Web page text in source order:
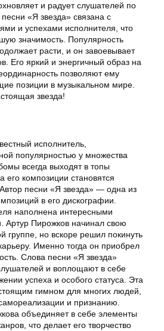
и радует слушателей по
«Я звезда» связана с
и успехами исполнителя, что
значимость. Популярность
расти, и он завоевывает
Его яркий и энергичный образ на
позволяют ему
позиции в музыкальном мире.
звезда!
исполнитель,
популярностью у множества
всегда выходят в топы
его композиции становятся
песни «Я звезда» — одна из
в его дискографии.
наполнена интересными
Артур Пирожков начинал свою
группе, но вскоре решил покинуть
Именно тогда он приобрел
Слова песни «Я звезда»
и воплощают в себе
успеха и особого статуса. Эта
гимном для многих людей,
и признанию.
объединяет в себе элементы
что делает его творчество